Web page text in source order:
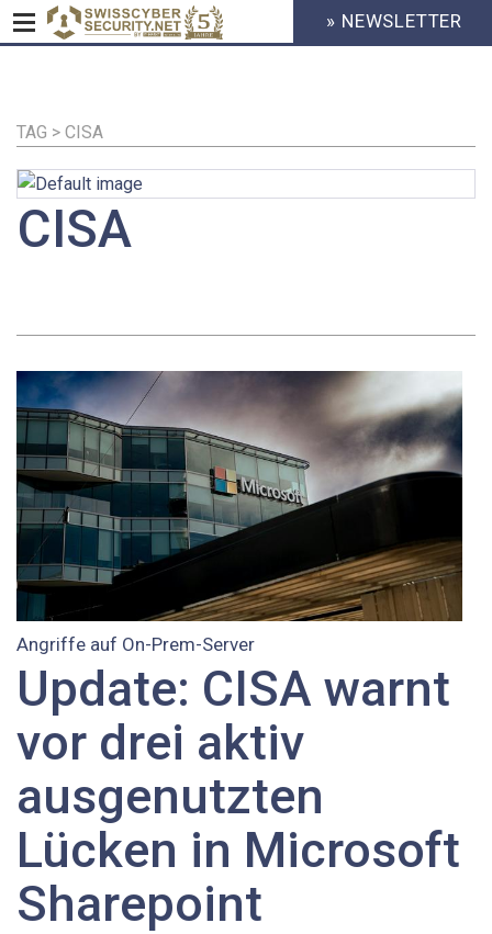
Inhalt
HEADER
MENU
» NEWSLETTER
TAG > CISA
CISA
Angriffe auf On-Prem-Server
Update: CISA warnt
vor drei aktiv
ausgenutzten
Lücken in Microsoft
Sharepoint